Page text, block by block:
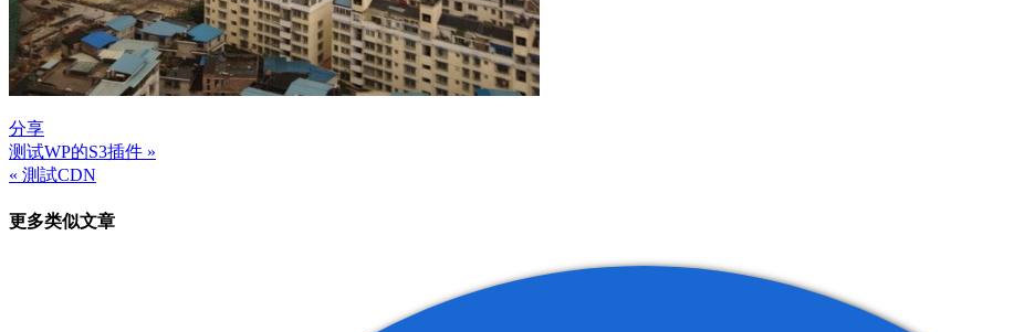
分享
文
章
导
测试WP的S3插件 »
« 測試CDN
更多类似文章